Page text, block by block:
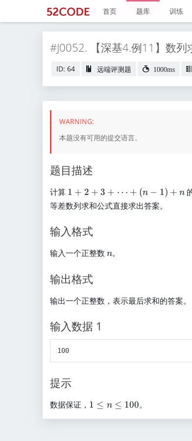
首页 题库 训练
#J0052. 【深基4.例11】数列
ID: 64 远端评测题 1000ms
本题没有可用的提交语言。
题目描述
计算 1
+
2
+
3
d
ts
(
n
-
1
+
1 + 2 + 3 + ⋯ + (n − 1) + n
等差数列求和公式直接求出答案。
输入格式
输入一个正整数 n
n。
输出格式
输出一个正整数，表示最后求和的答案。
输入数据 1
提示
数据保证， 1
1 ≤ n ≤ 100。